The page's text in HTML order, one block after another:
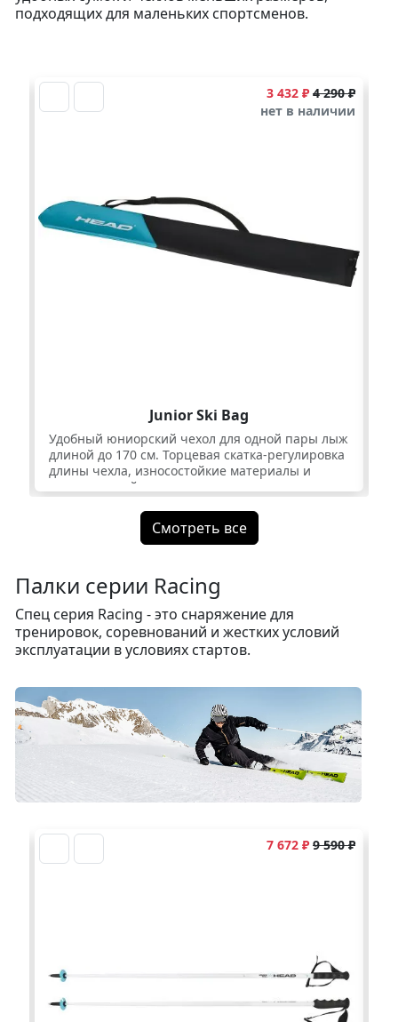
подходящих для маленьких спортсменов.
3 432 ₽ 4 290 ₽
нет в наличии
Junior Ski Bag
Удобный юниорский чехол для одной пары лыж
длиной до 170 см. Торцевая скатка-регулировка
длины чехла, износостойкие материалы и
минимальный вес.
Смотреть все
Палки серии Racing
Спец серия Racing - это снаряжение для
тренировок, соревнований и жестких условий
эксплуатации в условиях стартов.
7 672 ₽ 9 590 ₽